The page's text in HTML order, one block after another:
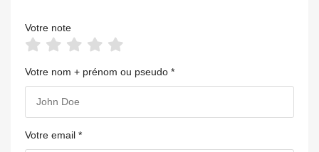
Votre note
Votre nom + prénom ou pseudo *
Votre email *